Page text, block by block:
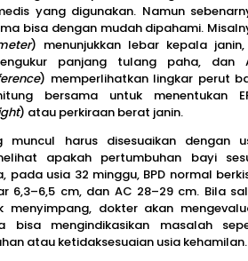
yang digunakan. Namun
bisa dengan mudah dipahami.
) menunjukkan lebar kepala janin,
panjang tulang paha, dan
) memperlihatkan lingkar perut
bersama untuk menentukan
) atau perkiraan berat janin.
muncul harus disesuaikan dengan
apakah pertumbuhan bayi
pada usia 32 minggu, BPD normal
6,3–6,5 cm, dan AC 28–29 cm. Bila
dokter akan
bisa mengindikasikan masalah
atau ketidaksesuaian usia kehamilan.